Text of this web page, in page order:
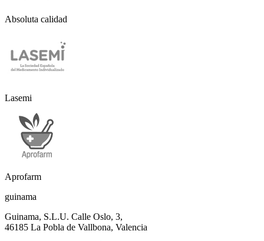
Absoluta calidad
Lasemi
Aprofarm
guinama
Guinama, S.L.U. Calle Oslo, 3,
46185 La Pobla de Vallbona, Valencia